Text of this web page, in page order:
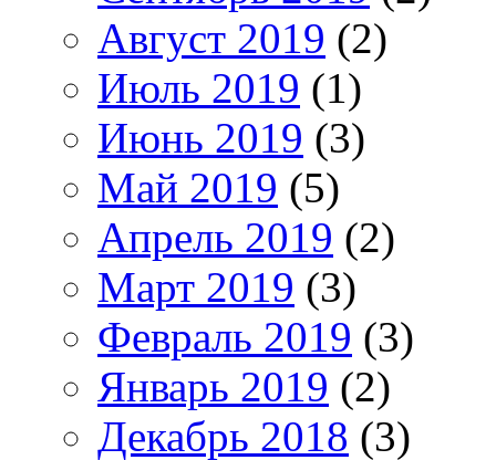
Август 2019 (2)
Июль 2019 (1)
Июнь 2019 (3)
Май 2019 (5)
Апрель 2019 (2)
Март 2019 (3)
Февраль 2019 (3)
Январь 2019 (2)
Декабрь 2018 (3)